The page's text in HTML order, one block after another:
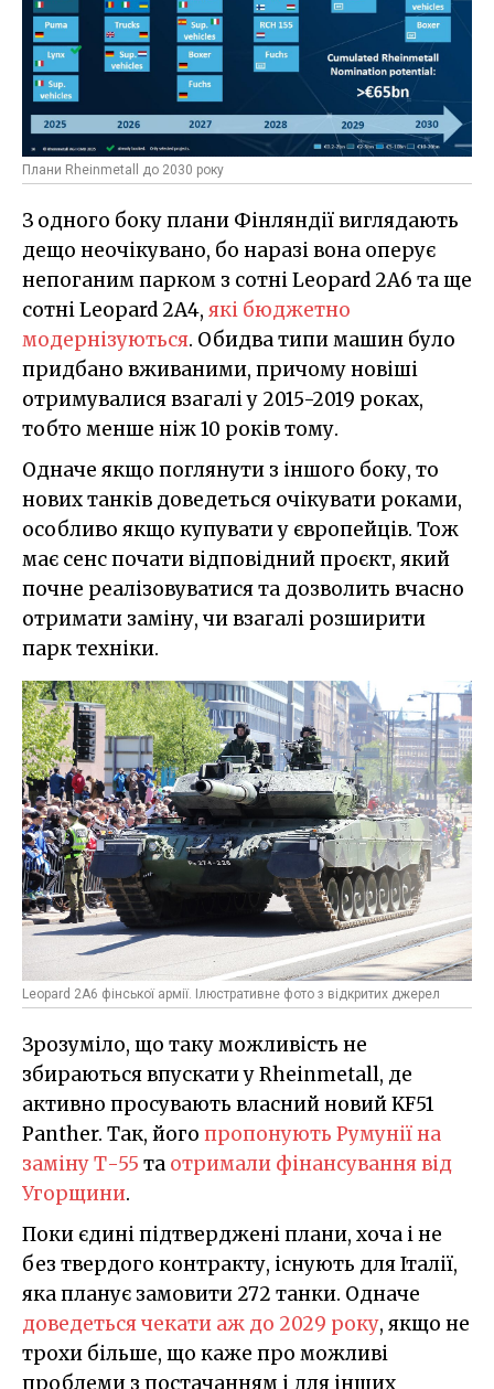
Плани Rheinmetall до 2030 року
З одного боку плани Фінляндії виглядають
дещо неочікувано, бо наразі вона оперує
непоганим парком з сотні Leopard 2A6 та ще
сотні Leopard 2A4, які бюджетно
модернізуються. Обидва типи машин було
придбано вживаними, причому новіші
отримувалися взагалі у 2015-2019 роках,
тобто менше ніж 10 років тому.
Одначе якщо поглянути з іншого боку, то
нових танків доведеться очікувати роками,
особливо якщо купувати у європейців. Тож
має сенс почати відповідний проєкт, який
почне реалізовуватися та дозволить вчасно
отримати заміну, чи взагалі розширити
парк техніки.
Leopard 2A6 фінської армії. Ілюстративне фото з відкритих джерел
Зрозуміло, що таку можливість не
збираються впускати у Rheinmetall, де
активно просувають власний новий KF51
Panther. Так, його пропонують Румунії на
заміну Т-55 та отримали фінансування від
Угорщини.
Поки єдині підтверджені плани, хоча і не
без твердого контракту, існують для Італії,
яка планує замовити 272 танки. Одначе
доведеться чекати аж до 2029 року, якщо не
трохи більше, що каже про можливі
проблеми з постачанням і для інших